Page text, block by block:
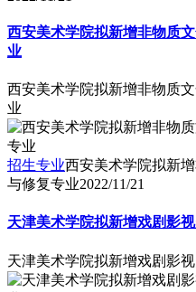
西安美术学院拟新增非物质
业
西安美术学院拟新增非物质
业
招生专业西安美术学院拟新
与修复专业2022/11/21
天津美术学院拟新增戏剧影
天津美术学院拟新增戏剧影